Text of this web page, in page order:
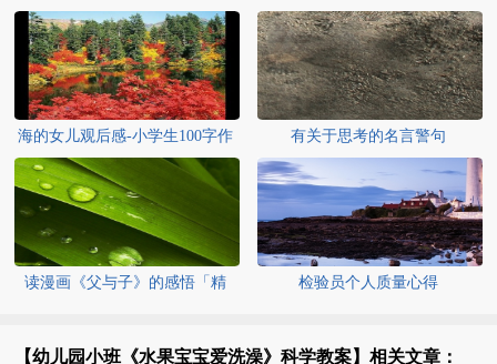
海的女儿观后感-小学生100字作
有关于思考的名言警句
读漫画《父与子》的感悟「精
检验员个人质量心得
【幼儿园小班《水果宝宝爱洗澡》科学教案】相关文章：